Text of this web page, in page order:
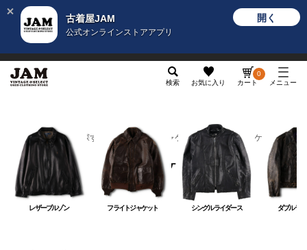
古着屋JAM
公式オンラインストアアプリ
開く
検索 お気に入り カート
0
メニュー
カテゴリから探す アウター ジャケット レザージャケット
レザージャケット
レザーブルゾン フライトジャケット シングルライダース ダブルラ